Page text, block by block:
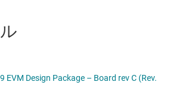
EVM Design Package – Board rev C (Rev.